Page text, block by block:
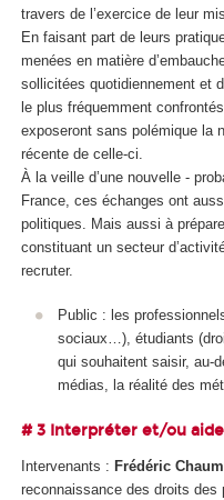
travers de l’exercice de leur
En faisant part de leurs
menées en matière
sollicitées quotidiennement et
le plus fréquemment
exposeront sans polémique la
récente de celle-ci.
À la veille d’une nouvelle -
France, ces échanges ont
politiques. Mais aussi à
constituant un secteur
recruter.
Public : les
sociaux…), étudiants
qui souhaitent saisir, au-
médias, la réalité des
# 3 Interpréter et/ou
Intervenants : Frédéric
reconnaissance des droits